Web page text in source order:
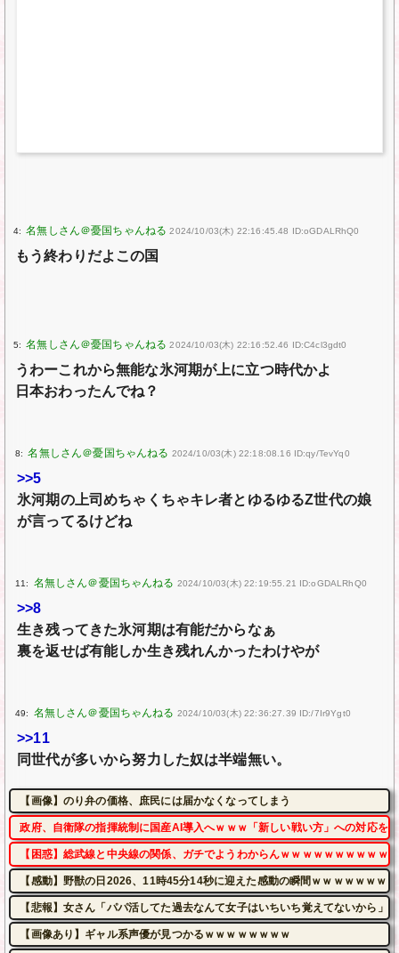
4: 2024/10/03(木) 22:16:45.48 ID:oGDALRhQ0
もう終わりだよこの国
5: 2024/10/03(木) 22:16:52.46 ID:C4cl3gdt0
うわーこれから無能な氷河期が上に立つ時代かよ
日本おわったんでね？
8: 2024/10/03(木) 22:18:08.16 ID:qy/TevYq0
>>5
氷河期の上司めちゃくちゃキレ者とゆるゆるZ世代の娘
が言ってるけどね
11: 2024/10/03(木) 22:19:55.21 ID:oGDALRhQ0
>>8
生き残ってきた氷河期は有能だからなぁ
裏を返せば有能しか生き残れんかったわけやが
49: 2024/10/03(木) 22:36:27.39 ID:/7Ir9Ygt0
>>11
同世代が多いから努力した奴は半端無い。
【画像】のり弁の価格、庶民には届かなくなってしまう
政府、自衛隊の指揮統制に国産AI導入へｗｗｗ「新しい戦い方」への対応を
【困惑】総武線と中央線の関係、ガチでようわからんｗｗｗｗｗｗｗｗｗｗ
【感動】野獣の日2026、11時45分14秒に迎えた感動の瞬間ｗｗｗｗｗｗｗ
【悲報】女さん「パパ活してた過去なんて女子はいちいち覚えてないから」
【画像あり】ギャル系声優が見つかるｗｗｗｗｗｗｗｗ